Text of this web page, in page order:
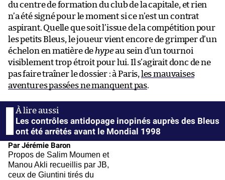
du centre de formation du club de la capitale, et rien
n’a été signé pour le moment si ce n’est un contrat
aspirant. Quelle que soit l’issue de la compétition pour
les petits Bleus, le joueur vient encore de grimper d’un
échelon en matière de hypeau sein d’un tournoi
visiblement trop étroit pour lui. Il s’agirait donc de ne
pas faire traîner le dossier : à Paris, les mauvaises
aventures passées ne manquent pas.
Les contrôles antidopage inopinés auprès des Bleus
ont été arrêtés avant le Mondial 1998
Par Jérémie Baron
Propos de Salim Moumen et
Manou Akli recueillis par JB,
ceux de Giuntini tirés du